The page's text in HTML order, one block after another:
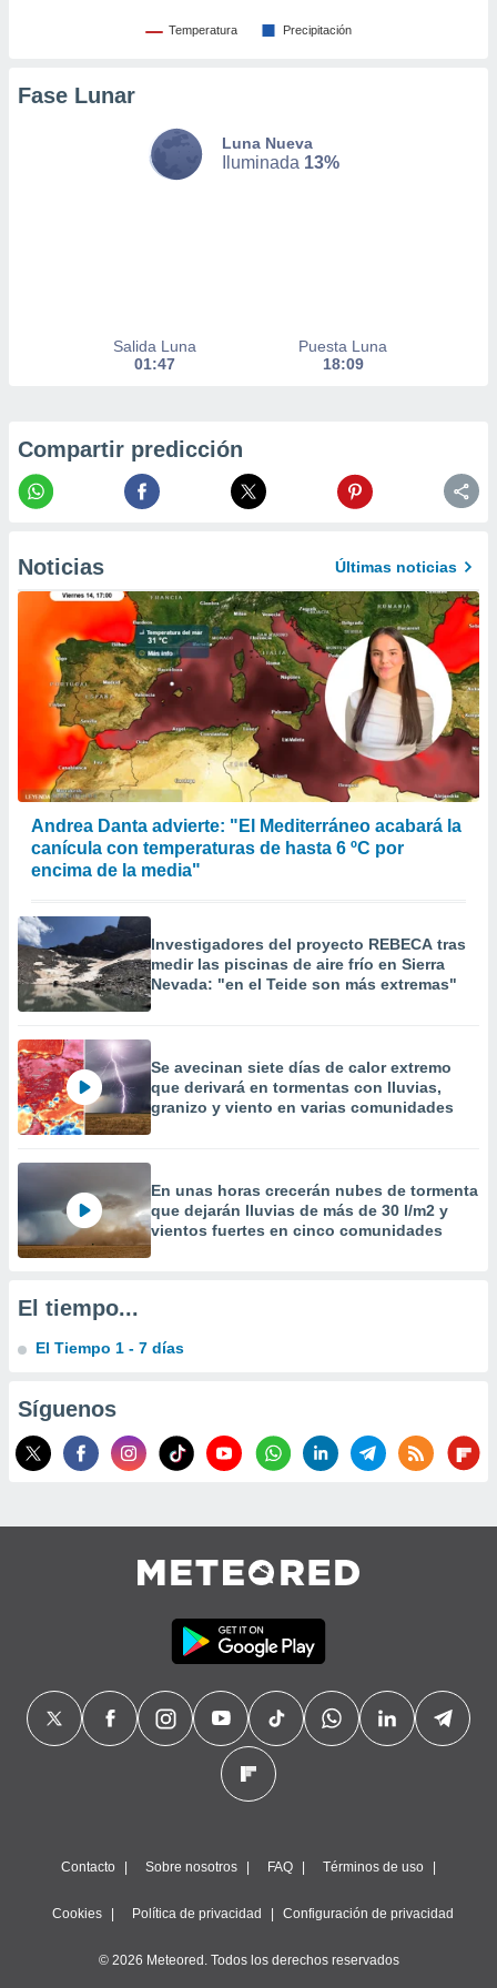
en
uso de
contenido
medir el
el
de
o a través
de
de
de
e
publicidad
publicidad
1199
Temperatura Precipitación
Fase Lunar
Luna Nueva
Iluminada 13%
Salida Luna
01:47
Puesta Luna
18:09
Compartir predicción
Noticias Últimas noticias
Andrea Danta advierte: "El Mediterráneo acabará la
canícula con temperaturas de hasta 6 ºC por
encima de la media"
Investigadores del proyecto REBECA tras
medir las piscinas de aire frío en Sierra
Nevada: "en el Teide son más extremas"
Se avecinan siete días de calor extremo
que derivará en tormentas con lluvias,
granizo y viento en varias comunidades
En unas horas crecerán nubes de tormenta
que dejarán lluvias de más de 30 l/m2 y
vientos fuertes en cinco comunidades
El tiempo...
El Tiempo 1 - 7 días
Síguenos
Contacto Sobre nosotros FAQ Términos de uso
Cookies Política de privacidad Configuración de privacidad
© 2026 Meteored. Todos los derechos reservados